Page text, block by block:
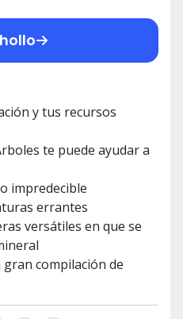
y tus recursos
te puede ayudar a
impredecible
errantes
versátiles en que se
compilación de